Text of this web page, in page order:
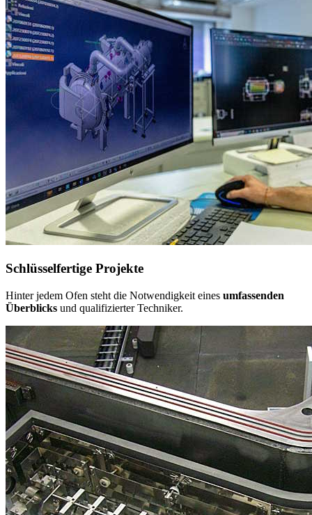
Schlüsselfertige Projekte
Hinter jedem Ofen steht die Notwendigkeit eines umfassenden
Überblicks und qualifizierter Techniker.